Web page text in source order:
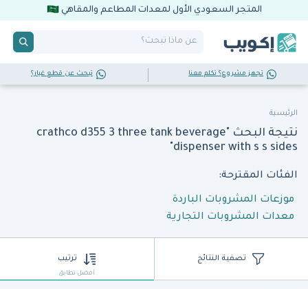
المتجر السعودي الأول لمعدات المطاعم والمقاهي
تجهز مشروع؟ تكلم معنا تبحث عن قطع غيار؟
الرئيسية
نتيجة البحث "crathco d355 3 three tank beverage
dispenser with s s sides"
الفئات المقترحة:
موزعات المشروبات الباردة
معدات المشروبات التجارية
تصفية النتائج ترتيب
أفضل تطابق